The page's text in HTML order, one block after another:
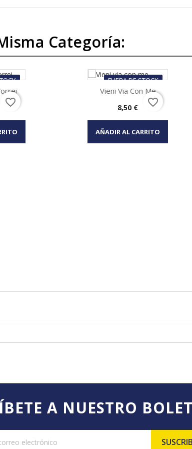
Categoría:
favorite_border
FUERA DE STOCK
Vista rápida
Vieni Via Con Me
Precio
8,50 €
AÑADIR AL CARRITO
favorite_border
A NUESTRO